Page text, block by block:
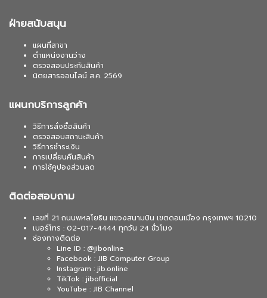
ฝ่ายสนับสนุน
แผนที่สาขา
ตำแหน่งงานว่าง
ตรวจสอบประกันสินค้า
นิตยสารออนไลน์ ส.ค. 2569
แผนกบริการลูกค้า
วิธีการสั่งซื้อสินค้า
ตรวจสอบสถานะสินค้า
วิธีการชำระเงิน
การเปลี่ยนคืนสินค้า
การใช้คูปองส่วนลด
ติดต่อสอบถาม
เลขที่ 21 ถนนพหลโยธิน แขวงสนามบิน เขตดอนเมือง กรุงเทพฯ 10210
เบอร์โทร : 02-017-4444 ทุกวัน 24 ชั่วโมง
ช่องทางติดต่อ
Line ID : @jibonline
Facebook : JIB Computer Group
Instagram : jib.online
TikTok : jibofficial
YouTube : JIB Channel